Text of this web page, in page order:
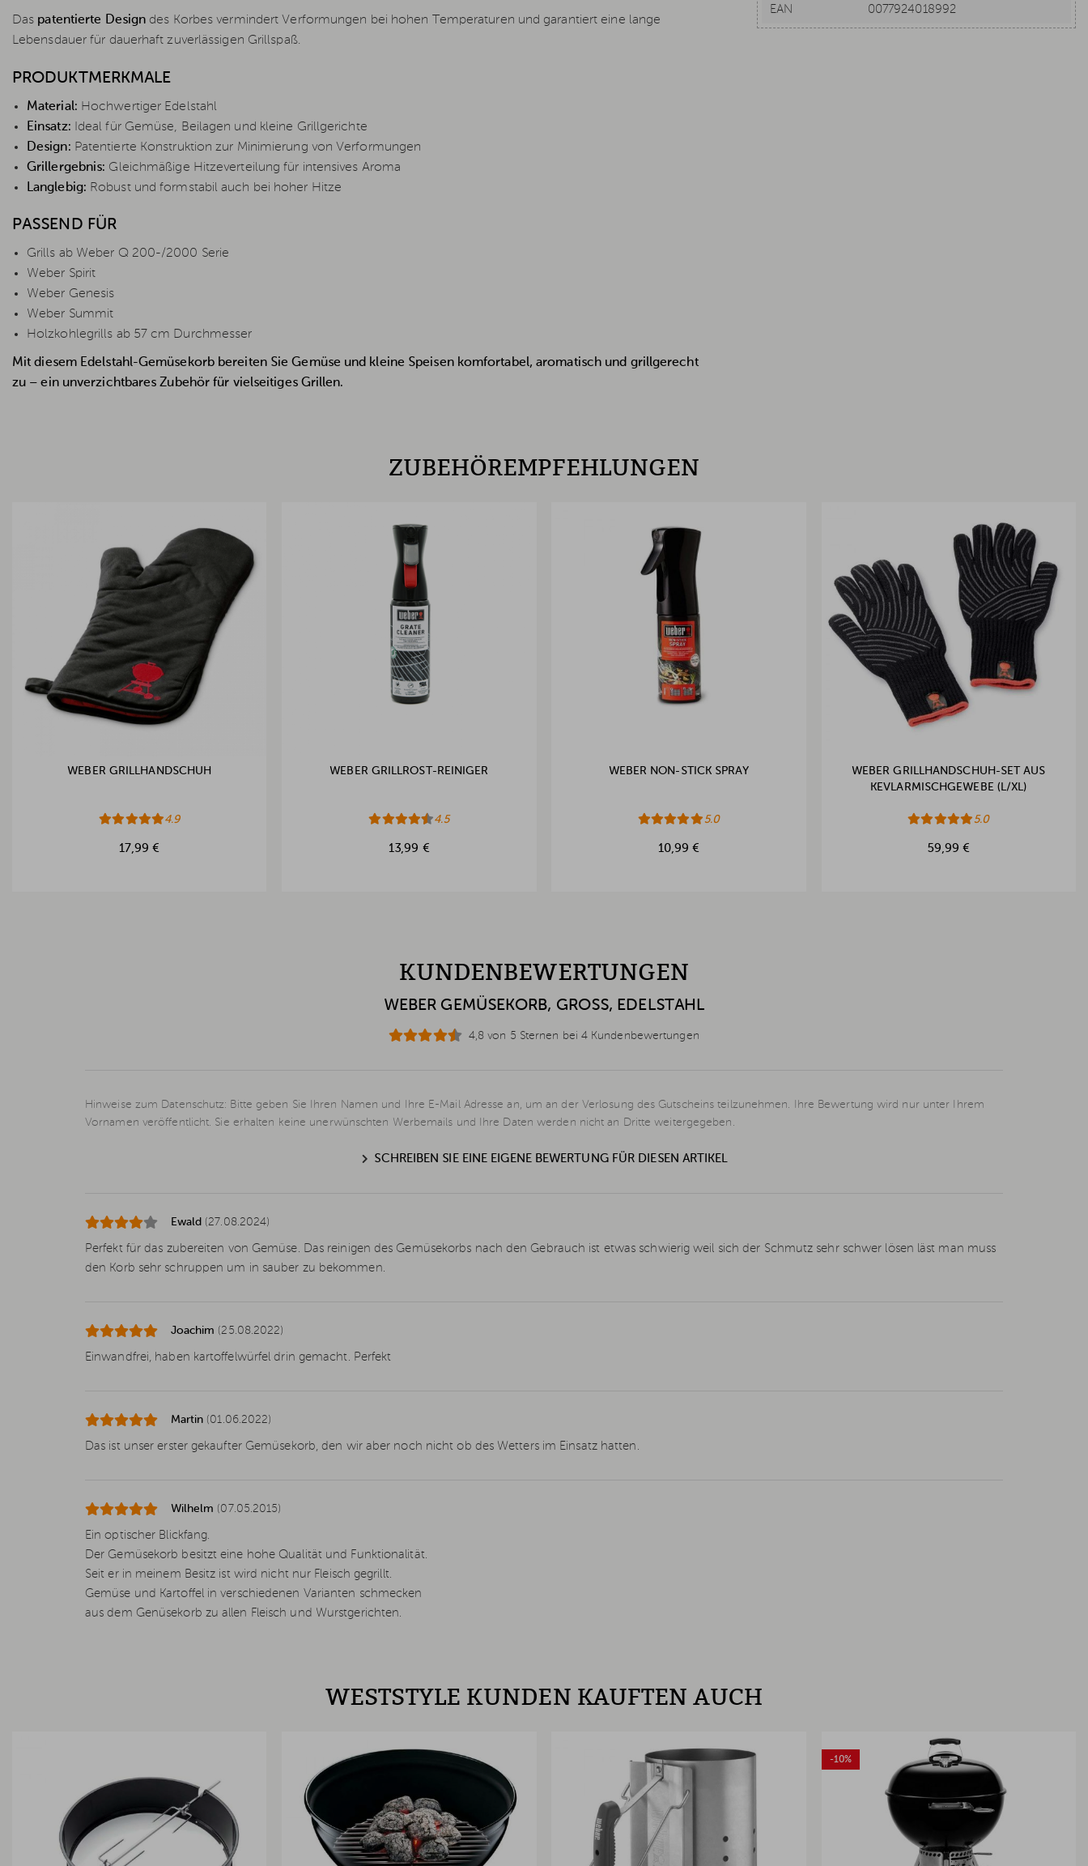
Das patentierte Design des Korbes vermindert Verformungen bei hohen Temperaturen und garantiert eine lange
Lebensdauer für dauerhaft zuverlässigen Grillspaß.
PRODUKTMERKMALE
Material: Hochwertiger Edelstahl
Einsatz: Ideal für Gemüse, Beilagen und kleine Grillgerichte
Design: Patentierte Konstruktion zur Minimierung von Verformungen
Grillergebnis: Gleichmäßige Hitzeverteilung für intensives Aroma
Langlebig: Robust und formstabil auch bei hoher Hitze
PASSEND FÜR
Grills ab Weber Q 200-/2000 Serie
Weber Spirit
Weber Genesis
Weber Summit
Holzkohlegrills ab 57 cm Durchmesser
Mit diesem Edelstahl-Gemüsekorb bereiten Sie Gemüse und kleine Speisen komfortabel, aromatisch und grillgerecht
zu – ein unverzichtbares Zubehör für vielseitiges Grillen.
EAN
0077924018992
ZUBEHÖREMPFEHLUNGEN
WEBER GRILLHANDSCHUH
4.9
17,99 €
WEBER GRILLROST-REINIGER
4.5
13,99 €
WEBER NON-STICK SPRAY
5.0
10,99 €
WEBER GRILLHANDSCHUH-SET AUS
KEVLARMISCHGEWEBE (L/XL)
5.0
59,99 €
KUNDENBEWERTUNGEN
WEBER GEMÜSEKORB, GROSS, EDELSTAHL
4,8 von 5 Sternen bei 4 Kundenbewertungen
Hinweise zum Datenschutz: Bitte geben Sie Ihren Namen und Ihre E-Mail Adresse an, um an der Verlosung des Gutscheins teilzunehmen. Ihre Bewertung wird nur unter Ihrem
Vornamen veröffentlicht. Sie erhalten keine unerwünschten Werbemails und Ihre Daten werden nicht an Dritte weitergegeben.
SCHREIBEN SIE EINE EIGENE BEWERTUNG FÜR DIESEN ARTIKEL
Ewald (27.08.2024)
Perfekt für das zubereiten von Gemüse. Das reinigen des Gemüsekorbs nach den Gebrauch ist etwas schwierig weil sich der Schmutz sehr schwer lösen läst man muss
den Korb sehr schruppen um in sauber zu bekommen.
Joachim (25.08.2022)
Einwandfrei, haben kartoffelwürfel drin gemacht. Perfekt
Martin (01.06.2022)
Das ist unser erster gekaufter Gemüsekorb, den wir aber noch nicht ob des Wetters im Einsatz hatten.
Wilhelm (07.05.2015)
Ein optischer Blickfang.
Der Gemüsekorb besitzt eine hohe Qualität und Funktionalität.
Seit er in meinem Besitz ist wird nicht nur Fleisch gegrillt.
Gemüse und Kartoffel in verschiedenen Varianten schmecken
aus dem Genüsekorb zu allen Fleisch und Wurstgerichten.
WESTSTYLE KUNDEN KAUFTEN AUCH
-10%